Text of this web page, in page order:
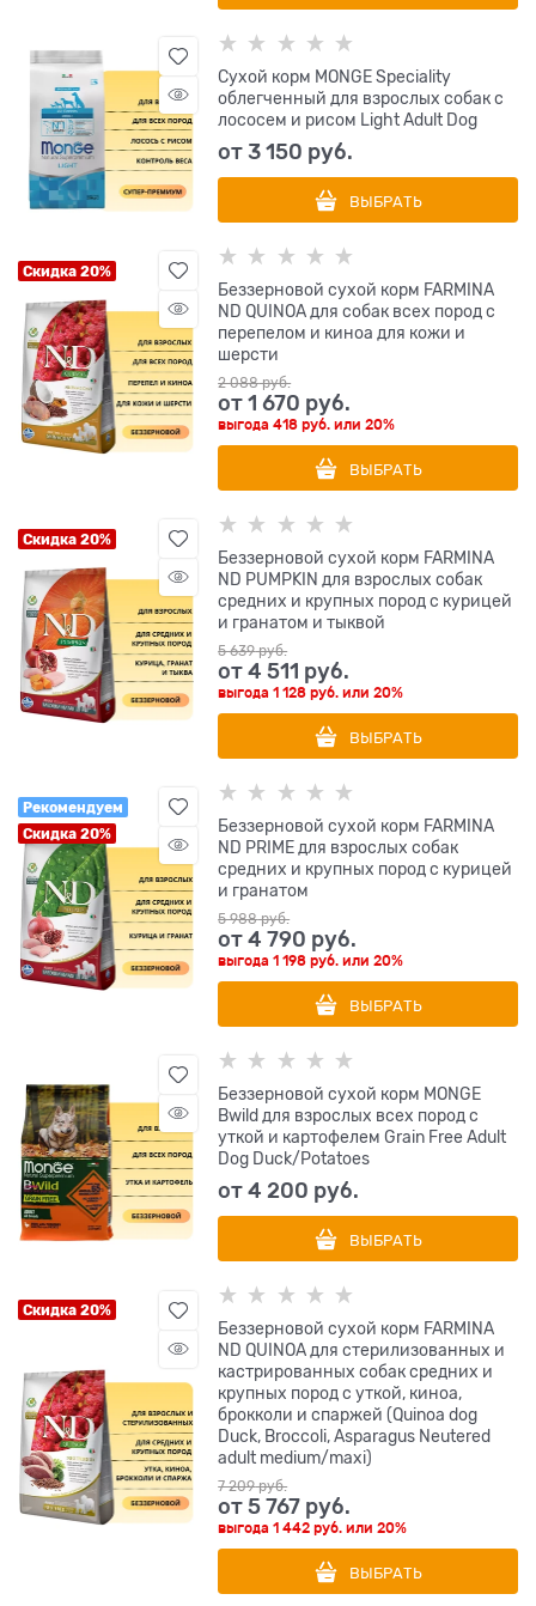
Сухой корм MONGE Speciality
облегченный для взрослых собак с
лососем и рисом Light Adult Dog
от3 150 руб.
ВЫБРАТЬ
Скидка 20%
Беззерновой cухой корм FARMINA
ND QUINOA для собак всех пород с
перепелом и киноа для кожи и
шерсти
2 088 руб.
от1 670 руб.
выгода418 руб. или20%
ВЫБРАТЬ
Скидка 20%
Беззерновой cухой корм FARMINA
ND PUMPKIN для взрослых собак
средних и крупных пород с курицей
и гранатом и тыквой
5 639 руб.
от4 511 руб.
выгода1 128 руб. или20%
ВЫБРАТЬ
Рекомендуем
Скидка 20%
Беззерновой cухой корм FARMINA
ND PRIME для взрослых собак
средних и крупных пород с курицей
и гранатом
5 988 руб.
от4 790 руб.
выгода1 198 руб. или20%
ВЫБРАТЬ
Беззерновой сухой корм MONGE
Bwild для взрослых всех пород с
уткой и картофелем Grain Free Adult
Dog Duck/Potatoes
от4 200 руб.
ВЫБРАТЬ
Скидка 20%
Беззерновой cухой корм FARMINA
ND QUINOA для стерилизованных и
кастрированных собак средних и
крупных пород с уткой, киноа,
брокколи и спаржей (Quinoa dog
Duck, Broccoli, Asparagus Neutered
adult medium/maxi)
7 209 руб.
от5 767 руб.
выгода1 442 руб. или20%
ВЫБРАТЬ